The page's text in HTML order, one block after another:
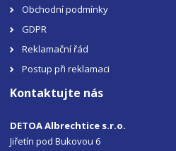
Obchodní podmínky
GDPR
Reklamační řád
Postup při reklamaci
Kontaktujte nás
DETOA Albrechtice s.r.o.
Jiřetín pod Bukovou 6